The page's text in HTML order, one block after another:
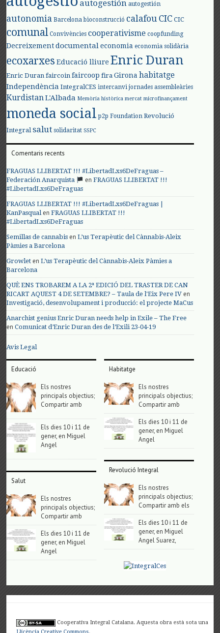
autogestión autogestión
autonomia Barcelona bioconstrucció calafouCIC CIC
comunal Convivències cooperativisme coopfunding
Decreixement documental economia economia solidària
ecoxarxes Educació lliure Enric Duran
Enric Duran faircoin faircoop fira Girona habitatge
Independència IntegralCES intercanvi jornades assembleàries
KurdistanL'Albada Memòria històrica mercat microfinançament
moneda social p2p Foundation Revolució
Integral salut solidaritat SSPC
Comentaris recents
FRAGUAS LLIBERTAT !!! #LibertadLxs6DeFraguas –
Federación Anarquista
enFRAGUAS LLIBERTAT !!!
#LibertadLxs6DeFraguas
FRAGUAS LLIBERTAT !!! #LibertadLxs6DeFraguas |
KanPasqualenFRAGUAS LLIBERTAT !!!
#LibertadLxs6DeFraguas
Semillas de cannabis enL’us Terapèutic del Cànnabis-Aleix
Pàmies a Barcelona
Growlet enL’us Terapèutic del Cànnabis-Aleix Pàmies a
Barcelona
QUÈ ENS TROBAREM A LA 2ª EDICIÓ DEL TRASTER DE CAN
RICART AQUEST 4 DE SETEMBRE? – Taula de l'Eix Pere IV en
Investigació, desenvolupament i producció: el projecte MaCus
Anarchist genius Enric Duran needs help in Exile – The Free
enComunicat d’Enric Duran des de l’Exili 23-04-19
Avis Legal
Educació
Els nostres
principals objectius;
Compartir amb
Els dies 10 i 11 de
gener, en Miguel
Angel
Salut
Els nostres
principals objectius;
Compartir amb
Els dies 10 i 11 de
gener, en Miguel
Angel
Habitatge
Els nostres
principals objectius;
Compartir amb
Els dies 10 i 11 de
gener, en Miguel
Angel
Revolució Integral
Els nostres
principals objectius;
Compartir amb els
Els dies 10 i 11 de
gener, en Miguel
Angel Suarez,
Cooperativa Integral Catalana. Aquesta obra està sota una